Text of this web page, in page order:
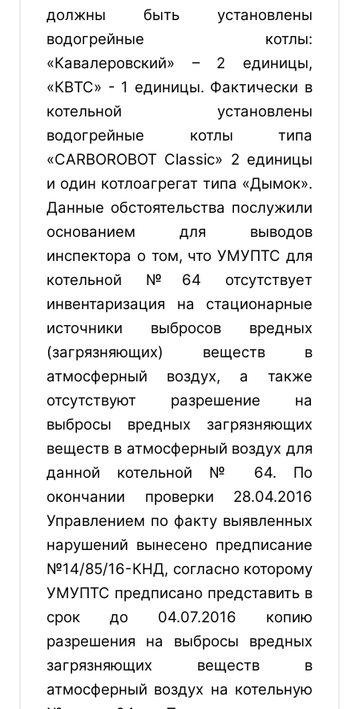
должны быть установлены
водогрейные котлы:
«Кавалеровский» – 2 единицы,
«КВТС» - 1 единицы. Фактически в
котельной установлены
водогрейные котлы типа
«CARBOROBOT Classic» 2 единицы
и один котлоагрегат типа «Дымок».
Данные обстоятельства послужили
основанием для выводов
инспектора о том, что УМУПТС для
котельной №64 отсутствует
инвентаризация на стационарные
источники выбросов вредных
(загрязняющих) веществ в
атмосферный воздух, а также
отсутствуют разрешение на
выбросы вредных загрязняющих
веществ в атмосферный воздух для
данной котельной № 64.
По
окончании проверки 28.04.2016
Управлением по факту выявленных
нарушений вынесено предписание
№14/85/16-КНД, согласно которому
УМУПТС предписано представить в
срок до 04.07.2016 копию
разрешения на выбросы вредных
загрязняющих веществ в
атмосферный воздух на котельную